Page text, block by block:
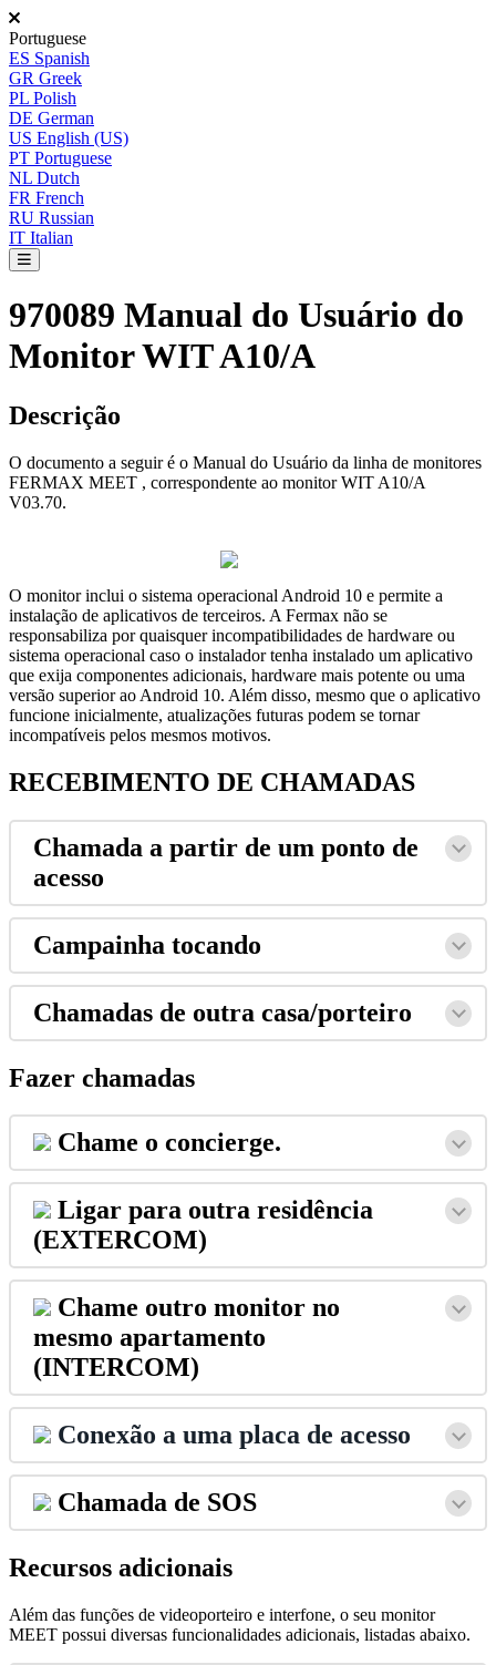
Portuguese
ES Spanish
GR Greek
PL Polish
DE German
US English (US)
PT Portuguese
NL Dutch
FR French
RU Russian
IT Italian
970089 Manual do Usuário do
Monitor WIT A10/A
Descrição
O documento a seguir é o Manual do Usuário da linha de monitores
FERMAX MEET , correspondente ao monitor WIT A10/A
V03.70.
O monitor inclui o sistema operacional Android 10 e permite a
instalação de aplicativos de terceiros. A Fermax não se
responsabiliza por quaisquer incompatibilidades de hardware ou
sistema operacional caso o instalador tenha instalado um aplicativo
que exija componentes adicionais, hardware mais potente ou uma
versão superior ao Android 10. Além disso, mesmo que o aplicativo
funcione inicialmente, atualizações futuras podem se tornar
incompatíveis pelos mesmos motivos.
RECEBIMENTO DE CHAMADAS
Chamada a partir de um ponto de
acesso
Campainha tocando
Chamadas de outra casa/porteiro
Fazer chamadas
Chame o concierge.
Ligar para outra residência
(EXTERCOM)
Chame outro monitor no
mesmo apartamento
(INTERCOM)
Conexão a uma placa de acesso
Chamada de SOS
Recursos adicionais
Além das funções de videoporteiro e interfone, o seu monitor
MEET possui diversas funcionalidades adicionais, listadas abaixo.